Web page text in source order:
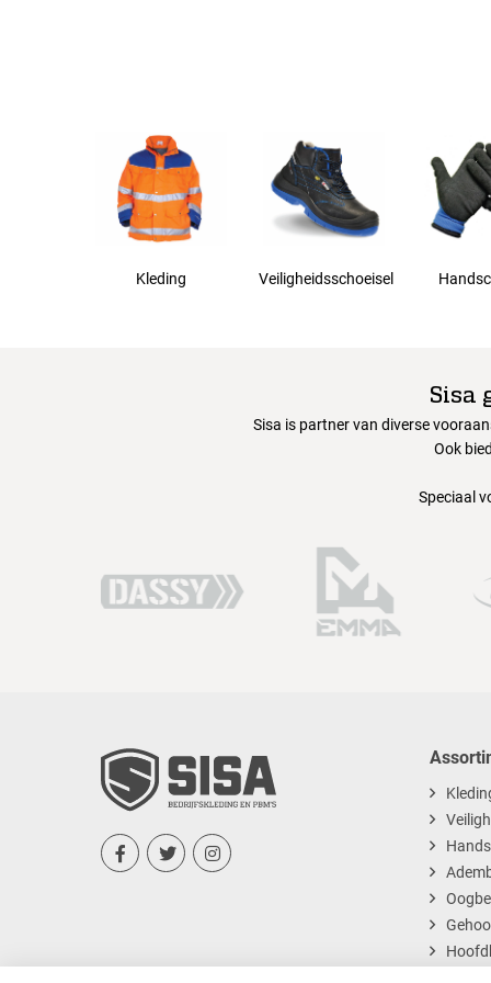
Kleding Veiligheidsschoeisel
Sisa
Sisa is partner van diverse
Ook
Speciaal
  